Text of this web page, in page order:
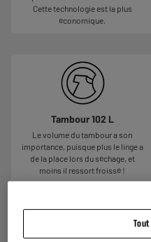
Cette technologie est la plus
économique.
Tambour 102 L
Le volume du tambour a son
importance, puisque plus le linge a
de la place lors du séchage, et
moins il ressort froissé !
test